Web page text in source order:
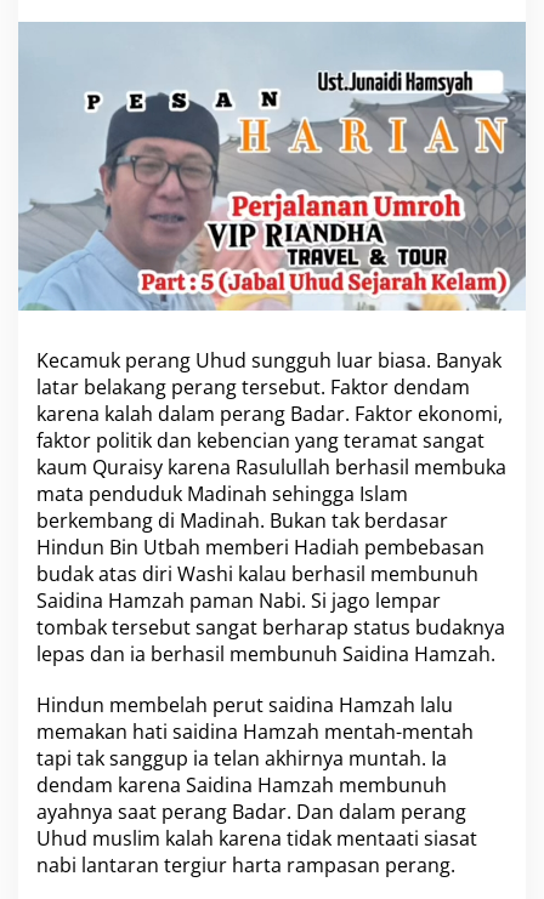
J
:
P
e
r
a
l
a
n
U
m
o
h
V
i
p
R
i
a
n
d
T
o
u
r
a
g
.
Kecamuk perang Uhud sungguh luar biasa. Banyak
latar belakang perang tersebut. Faktor dendam
karena kalah dalam perang Badar. Faktor ekonomi,
faktor politik dan kebencian yang teramat sangat
kaum Quraisy karena Rasulullah berhasil membuka
mata penduduk Madinah sehingga Islam
berkembang di Madinah. Bukan tak berdasar
Hindun Bin Utbah memberi Hadiah pembebasan
budak atas diri Washi kalau berhasil membunuh
Saidina Hamzah paman Nabi. Si jago lempar
tombak tersebut sangat berharap status budaknya
lepas dan ia berhasil membunuh Saidina Hamzah.
Hindun membelah perut saidina Hamzah lalu
memakan hati saidina Hamzah mentah-mentah
tapi tak sanggup ia telan akhirnya muntah. Ia
dendam karena Saidina Hamzah membunuh
ayahnya saat perang Badar. Dan dalam perang
Uhud muslim kalah karena tidak mentaati siasat
nabi lantaran tergiur harta rampasan perang.